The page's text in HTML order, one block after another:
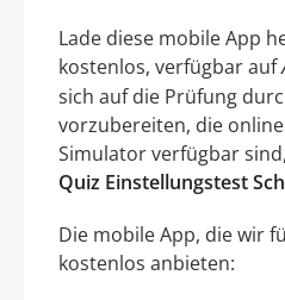
Lade diese mobile App
kostenlos, verfügbar auf
sich auf die Prüfung
vorzubereiten, die
Simulator verfügbar
Quiz Einstellungstest
Die mobile App, die wir
kostenlos anbieten: